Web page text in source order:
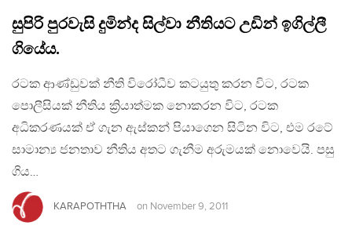
සුපිරි පුරවැසි දුමින්ද සිල්වා නීතියට උඩින් ඉගිල්ලී
ගියේය.
රටක ආණ්ඩුවක් නීති විරෝධීව කටයුතු කරන විට, රටක
පොලීසියක් නීතිය ක්‍රියාත්මක නොකරන විට, රටක
අධිකරණයක් ඒ ගැන ඇස්කන් පියාගෙන සිටින විට, එම රටේ
සාමාන්‍ය ජනතාව නීතිය අතට ගැනීම අරුමයක් නොවෙයි. පසු
ගිය…
KARAPOTHTHA on November 9, 2011